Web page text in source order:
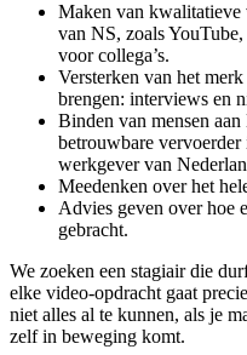
Maken van kwalitatieve
van NS, zoals
voor collega’s.
Versterken van het
brengen: interviews en
Binden van mensen
betrouwbare
werkgever van
Meedenken over het
Advies geven over hoe
gebracht.
We zoeken een stagiair die
elke video-opdracht gaat
niet alles al te kunnen, als je
zelf in beweging komt.